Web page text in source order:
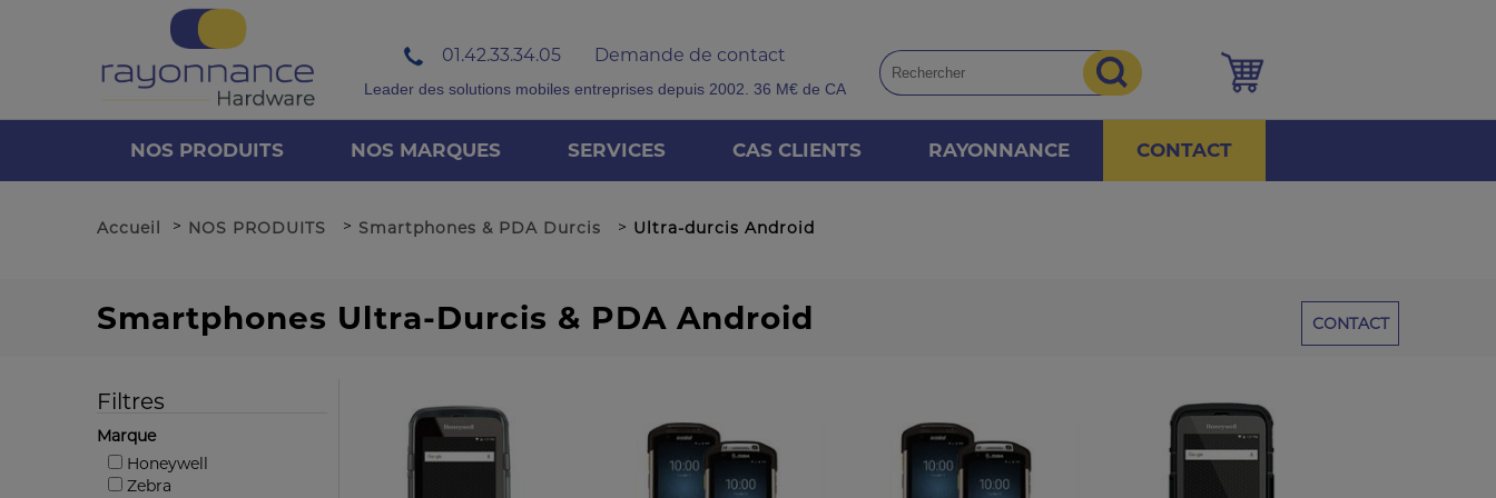
01.42.33.34.05 Demande de contact
Leader des solutions mobiles entreprises depuis 2002. 36 M€ de CA
NOS PRODUITS NOS MARQUES SERVICES CAS CLIENTS RAYONNANCE CONTACT
Accueil > NOS PRODUITS > Smartphones & PDA Durcis > Ultra-durcis Android
Smartphones Ultra-Durcis & PDA Android CONTACT
Filtres
Marque
Honeywell
Zebra